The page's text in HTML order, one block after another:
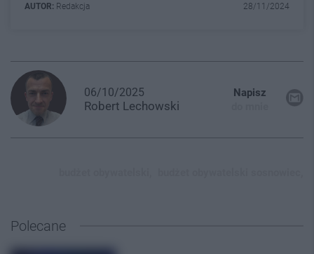
AUTOR: Redakcja 28/11/2024
06/10/2025
Robert Lechowski
Napisz
Polecane